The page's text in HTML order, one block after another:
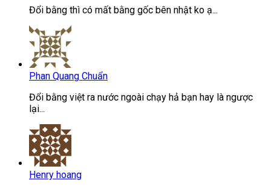
Đổi bằng thì có mất bằng gốc bên nhật ko ạ...
Phan Quang Chuẩn
Đổi bằng việt ra nước ngoài chạy hả bạn hay là ngược
lại...
Henry hoang